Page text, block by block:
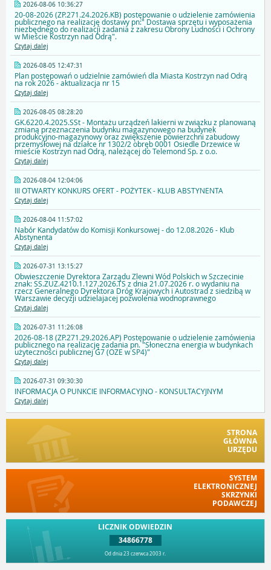
2026-08-06 10:36:27
20-08-2026 (ZP.271.24.2026.KB) postępowanie o udzielenie zamówienia
publicznego na realizację dostawy pn:" Dostawa sprzętu i wyposażenia
niezbędnego do realizacji zadania z zakresu Obrony Ludności i Ochrony
w Mieście Kostrzyn nad Odrą".
Czytaj dalej
2026-08-05 12:47:31
Plan postępowań o udzielnie zamówień dla Miasta Kostrzyn nad Odrą
na rok 2026 - aktualizacja nr 15
Czytaj dalej
2026-08-05 08:28:20
GK.6220.4.2025.SSt - Montażu urządzeń lakierni w związku z planowaną
zmianą przeznaczenia budynku magazynowego na budynek
produkcyjno-magazynowy oraz zwiększenie powierzchni zabudowy
przemysłowej na działce nr 1302/2 obręb 0001 Osiedle Drzewice w
mieście Kostrzyn nad Odrą, należącej do Telemond Sp. z o.o.
Czytaj dalej
2026-08-04 12:04:06
III OTWARTY KONKURS OFERT - POŻYTEK - KLUB ABSTYNENTA
Czytaj dalej
2026-08-04 11:57:02
Nabór Kandydatów do Komisji Konkursowej - do 12.08.2026 - Klub
Abstynenta
Czytaj dalej
2026-07-31 13:15:27
Obwieszczenie Dyrektora Zarządu Zlewni Wód Polskich w Szczecinie
znak: SS.ZUZ.4210.1.127.2026.TS z dnia 21.07.2026 r. o wydaniu na
rzecz Generalnego Dyrektora Dróg Krajowych i Autostrad z siedzibą w
Warszawie decyzji udzielajacej pozwolenia wodnoprawnego
Czytaj dalej
2026-07-31 11:26:08
2026-08-18 (ZP.271.29.2026.AP) Postępowanie o udzielenie zamówienia
publicznego na realizację zadania pn. "Słoneczna energia w budynkach
użyteczności publicznej G7 (OZE w SP4)"
Czytaj dalej
2026-07-31 09:30:30
INFORMACJA O PUNKCIE INFORMACYJNO - KONSULTACYJNYM
Czytaj dalej
STRONA
GŁÓWNA
URZĘDU
SYSTEM
ELEKTRONICZNEJ
SKRZYNKI
PODAWCZEJ
LICZNIK ODWIEDZIN
34866778
Od dnia 23 czerwca 2003 r.